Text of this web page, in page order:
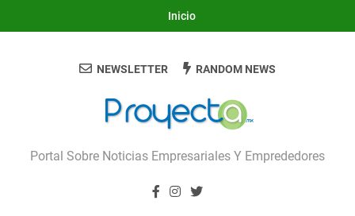
Inicio
Proyecta
Portal Sobre Noticias Empresariales Y Emprededores
NEWSLETTER RANDOM NEWS